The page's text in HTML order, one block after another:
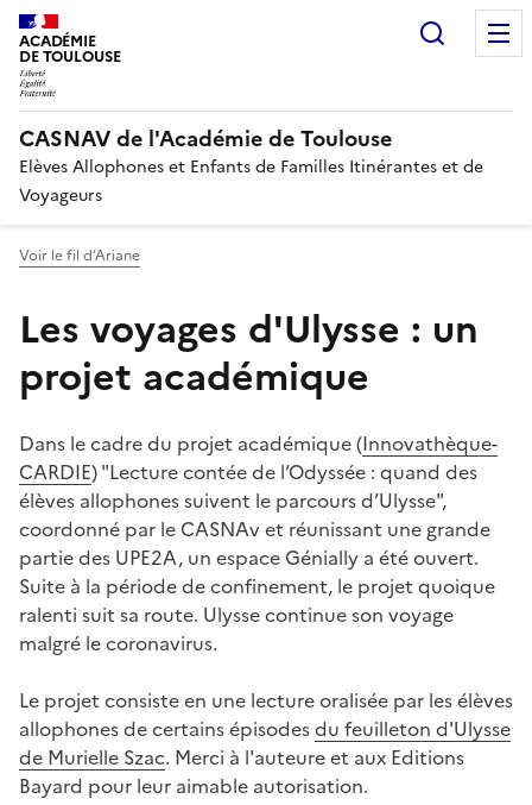
ACADÉMIE
DE TOULOUSE
CASNAV de l'Académie de Toulouse
Elèves Allophones et Enfants de Familles Itinérantes et de
Voyageurs
Voir le fil d’Ariane
Les voyages d'Ulysse : un
projet académique
Dans le cadre du projet académique (Innovathèque-
CARDIE) "Lecture contée de l’Odyssée : quand des
élèves allophones suivent le parcours d’Ulysse",
coordonné par le CASNAv et réunissant une grande
partie des UPE2A, un espace Génially a été ouvert.
Suite à la période de confinement, le projet quoique
ralenti suit sa route. Ulysse continue son voyage
malgré le coronavirus.
Le projet consiste en une lecture oralisée par les élèves
allophones de certains épisodesdu feuilleton d'Ulysse
de Murielle Szac. Merci à l'auteure et aux Editions
Bayard pour leur aimable autorisation.